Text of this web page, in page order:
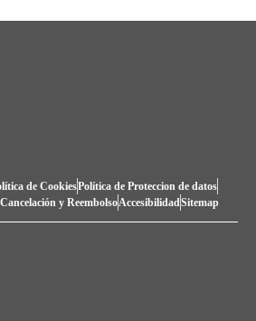
de CookiesPolítica de Proteccion de datos
y ReembolsoAccesibilidadSitemap